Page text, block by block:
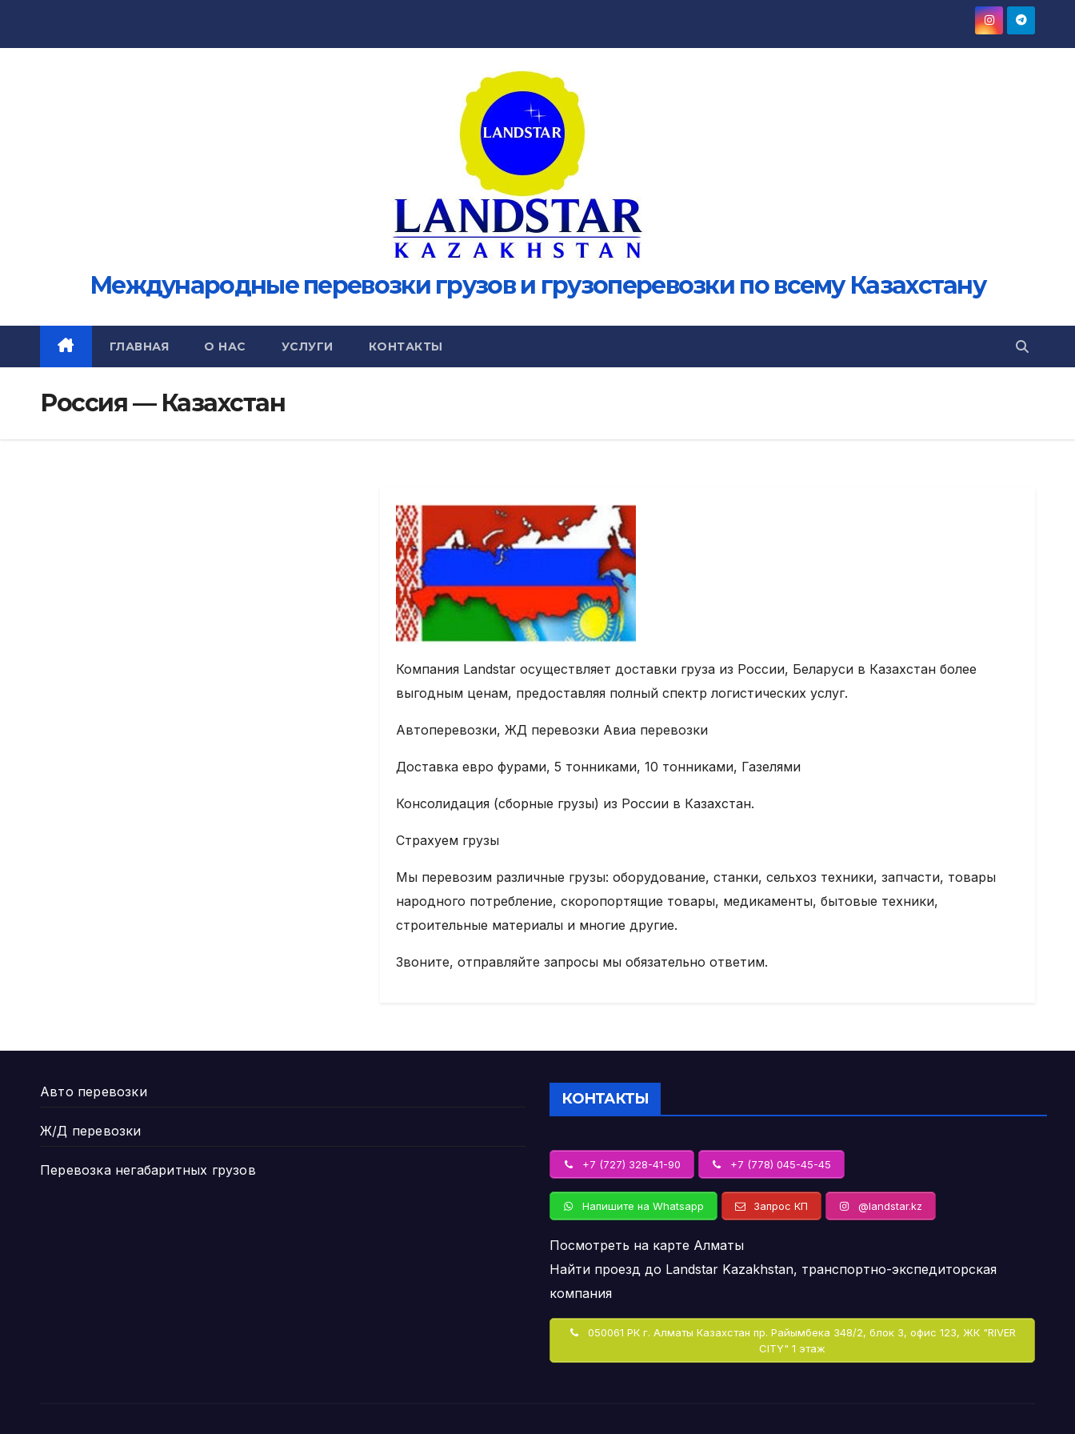
Международные перевозки грузов и грузоперевозки по всему Казахстану
ГЛАВНАЯ О НАС УСЛУГИ КОНТАКТЫ
Россия — Казахстан
Компания Landstar осуществляет доставки груза из России, Беларуси в Казахстан более
выгодным ценам, предоставляя полный спектр логистических услуг.
Автоперевозки, ЖД перевозки Авиа перевозки
Доставка евро фурами, 5 тонниками, 10 тонниками, Газелями
Консолидация (сборные грузы) из России в Казахстан.
Страхуем грузы
Мы перевозим различные грузы: оборудование, станки, сельхоз техники, запчасти, товары
народного потребление, скоропортящие товары, медикаменты, бытовые техники,
строительные материалы и многие другие.
Звоните, отправляйте запросы мы обязательно ответим.
Авто перевозки
Ж/Д перевозки
Перевозка негабаритных грузов
КОНТАКТЫ
+7 (727) 328-41-90 +7 (778) 045-45-45
Напишите на Whatsapp Запрос КП @landstar.kz
Посмотреть на карте Алматы
Найти проезд до Landstar Kazakhstan, транспортно-экспедиторская
компания
050061 РК г. Алматы Казахстан пр. Райымбека 348/2, блок 3, офис 123, ЖК "RIVER
CITY" 1 этаж